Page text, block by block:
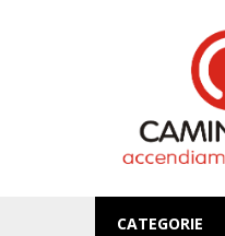
CATEGORIE